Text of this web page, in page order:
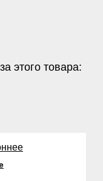
этого товара: